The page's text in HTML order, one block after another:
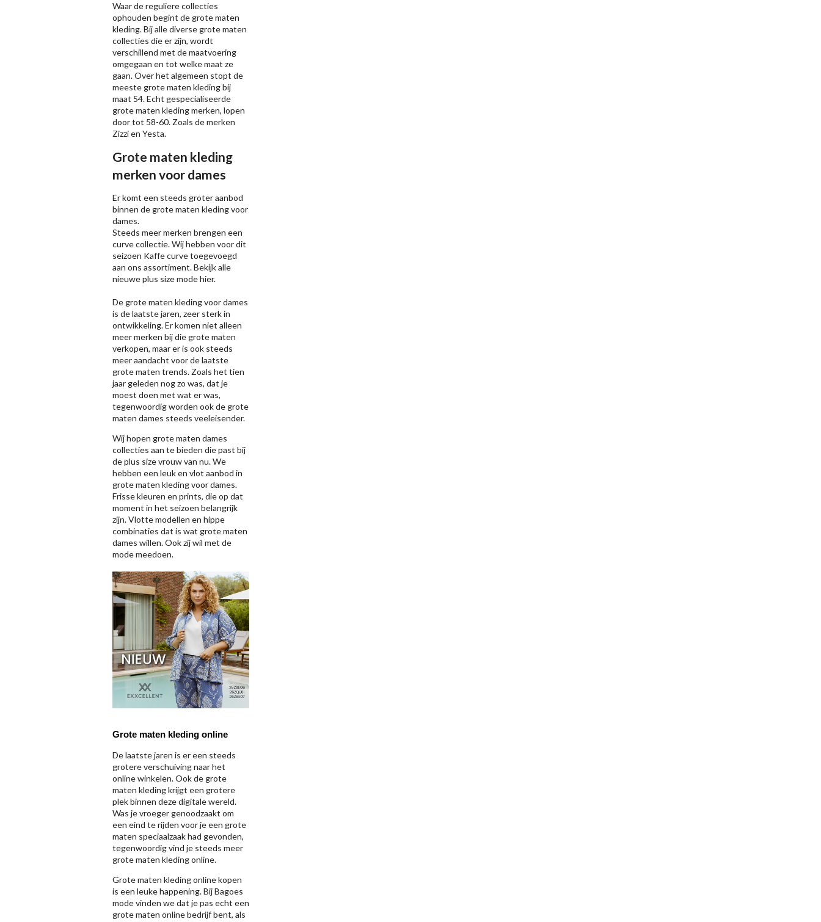
Waar de reguliere collecties
ophouden begint de grote maten
kleding. Bij alle diverse grote maten
collecties die er zijn, wordt
verschillend met de maatvoering
omgegaan en tot welke maat ze
gaan. Over het algemeen stopt de
meeste grote maten kleding bij
maat 54. Echt gespecialiseerde
grote maten kleding merken, lopen
door tot 58-60. Zoals de merken
Zizzien Yesta.
Grote maten kleding
merken voor dames
Er komt een steeds groter aanbod
binnen de grote maten kleding voor
dames.
Steeds meer merken brengen een
curve collectie. Wij hebben voor dit
seizoen Kaffecurve toegevoegd
aan ons assortiment. Bekijk alle
nieuweplus size modehier.
De grote maten kleding voor dames
is de laatste jaren, zeer sterk in
ontwikkeling. Er komen niet alleen
meer merken bij die grote maten
verkopen, maar er is ook steeds
meer aandacht voor de laatste
grote maten trends. Zoals het tien
jaar geleden nog zo was, dat je
moest doen met wat er was,
tegenwoordig worden ook de grote
maten dames steeds veeleisender.
Wij hopen grote maten dames
collecties aan te bieden die past bij
de plus size vrouw van nu. We
hebben een leuk en vlot aanbod in
grote maten kleding voor dames.
Frisse kleuren en prints, die op dat
moment in het seizoen belangrijk
zijn. Vlotte modellen en hippe
combinaties dat is wat grote maten
dames willen. Ook zij wil met de
mode meedoen.
Grote maten kleding online
De laatste jaren is er een steeds
grotere verschuiving naar het
online winkelen. Ook de grote
maten kleding krijgt een grotere
plek binnen deze digitale wereld.
Was je vroeger genoodzaakt om
een eind te rijden voor je een grote
maten speciaalzaak had gevonden,
tegenwoordig vind je steeds meer
grote maten kleding online.
Grote maten kleding online kopen
is een leuke happening. Bij Bagoes
mode vinden we dat je pas echt een
grote maten online bedrijf bent, als